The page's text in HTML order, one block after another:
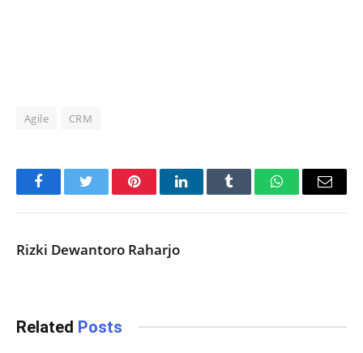
Agile CRM
FacebookTwitter PinterestLinkedInTumblr WhatsAppEmail
Rizki Dewantoro Raharjo
Related Posts